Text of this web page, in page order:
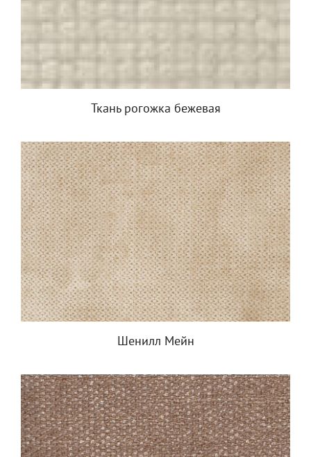
Ткань рогожка бежевая
Шенилл Мейн